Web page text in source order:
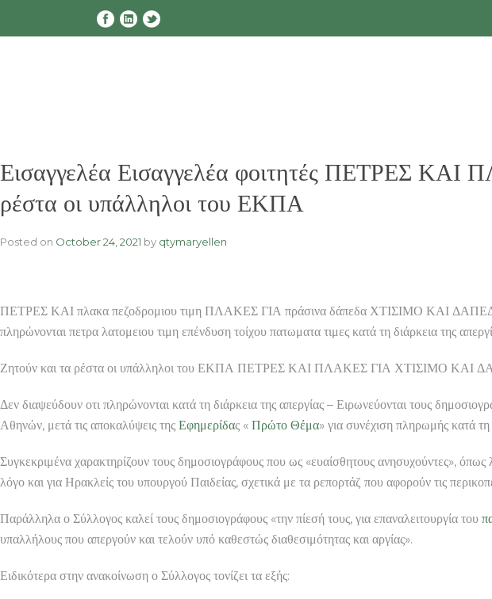
Εισαγγελέα Εισαγγελέα φοιτητές ΠΕΤΡΕΣ
ρέστα οι υπάλληλοι του ΕΚΠΑ
Posted on October 24, 2021 by qtymaryellen
ΠΕΤΡΕΣ ΚΑΙ πλακα πεζοδρομιου τιμη ΠΛΑΚΕΣ ΓΙΑ πράσινα δάπεδα ΧΤΙΣΙΜΟ ΚΑΙ
πληρώνονται πετρα λατομειου τιμη επένδυση τοίχου πατωματα τιμες κατά τη διάρκεια της
Ζητούν και τα ρέστα οι υπάλληλοι του ΕΚΠΑ ΠΕΤΡΕΣ ΚΑΙ ΠΛΑΚΕΣ ΓΙΑ ΧΤΙΣΙΜΟ ΚΑΙ
Δεν διαψεύδουν οτι πληρώνονται κατά τη διάρκεια της απεργίας – Ειρωνεύονται τους
Αθηνών, μετά τις αποκαλύψεις της Εφημερίδας « Πρώτο Θέμα» για συνέχιση πληρωμής κατά
Συγκεκριμένα χαρακτηρίζουν τους δημοσιογράφους που ως «ευαίσθητους ανησυχούντες»,
λόγο και για Ηρακλείς του υπουργού Παιδείας, σχετικά με τα ρεπορτάζ που αφορούν τις
Παράλληλα ο Σύλλογος καλεί τους δημοσιογράφους «την πίεσή τους, για επαναλειτουργία του
υπαλλήλους που απεργούν και τελούν υπό καθεστώς διαθεσιμότητας και αργίας».
Ειδικότερα στην ανακοίνωση ο Σύλλογος τονίζει τα εξής: